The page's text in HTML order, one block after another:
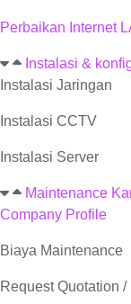
Perbaikan Internet
Instalasi &
Instalasi Jaringan
Instalasi CCTV
Instalasi Server
Maintenance
Company Profile
Biaya Maintenance
Request Quotation